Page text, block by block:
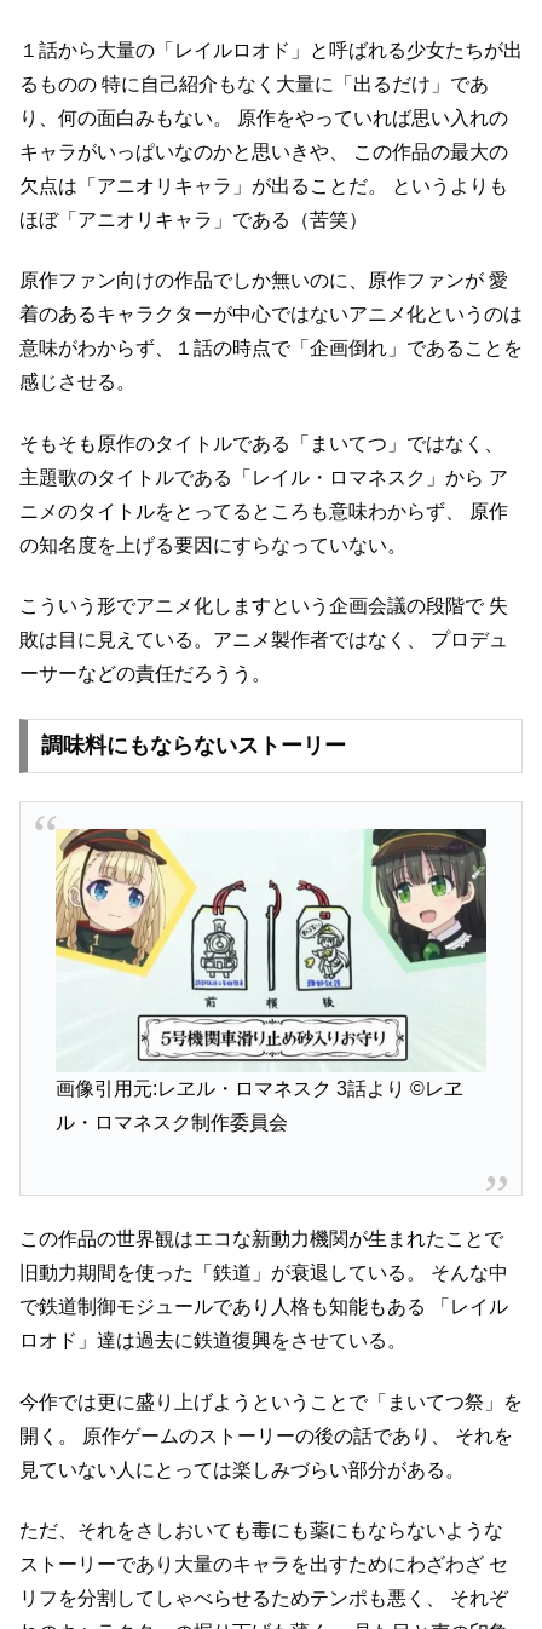
１話から大量の「レイルロオド」と呼ばれる少女たちが出
るものの 特に自己紹介もなく大量に「出るだけ」であ
り、何の面白みもない。
原作をやっていれば思い入れの
キャラがいっぱいなのかと思いきや、
この作品の最大の
欠点は「アニオリキャラ」が出ることだ。
というよりも
ほぼ「アニオリキャラ」である（苦笑）
原作ファン向けの作品でしか無いのに、原作ファンが 愛
着のあるキャラクターが中心ではないアニメ化というのは
意味がわからず、１話の時点で「企画倒れ」であることを
感じさせる。
そもそも原作のタイトルである「まいてつ」ではなく、
主題歌のタイトルである「レイル・ロマネスク」から ア
ニメのタイトルをとってるところも意味わからず、
原作
の知名度を上げる要因にすらなっていない。
こういう形でアニメ化しますという企画会議の段階で失
敗は目に見えている。アニメ製作者ではなく、
プロデュ
ーサーなどの責任だろうう。
調味料にもならないストーリー
画像引用元:レヱル・ロマネスク 3話より ©レヱ
ル・ロマネスク制作委員会
この作品の世界観はエコな新動力機関が生まれたことで
旧動力期間を使った「鉄道」が衰退している。
そんな中
で鉄道制御モジュールであり人格も知能もある
「レイル
ロオド」達は過去に鉄道復興をさせている。
今作では更に盛り上げようということで「まいてつ祭」を
開く。
原作ゲームのストーリーの後の話であり、
それを
見ていない人にとっては楽しみづらい部分がある。
ただ、それをさしおいても毒にも薬にもならないような
ストーリーであり大量のキャラを出すためにわざわざ セ
リフを分割してしゃべらせるためテンポも悪く、
それぞ